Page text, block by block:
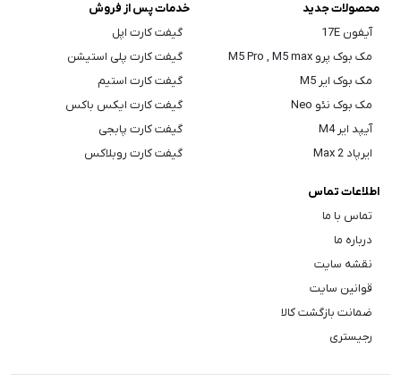
محصولات جدید
آیفون 17E
مک بوک پرو M5 Pro , M5 max
مک بوک ایر M5
مک بوک نئو Neo
آیپد ایر M4
ایرپاد Max 2
خدمات پس از فروش
گیفت کارت اپل
گیفت کارت پلی استیشن
گیفت کارت استیم
گیفت کارت ایکس باکس
گیفت کارت پابجی
گیفت کارت روبلاکس
اطلاعات تماس
تماس با ما
درباره ما
نقشه سایت
قوانین سایت
ضمانت بازگشت کالا
رجیستری